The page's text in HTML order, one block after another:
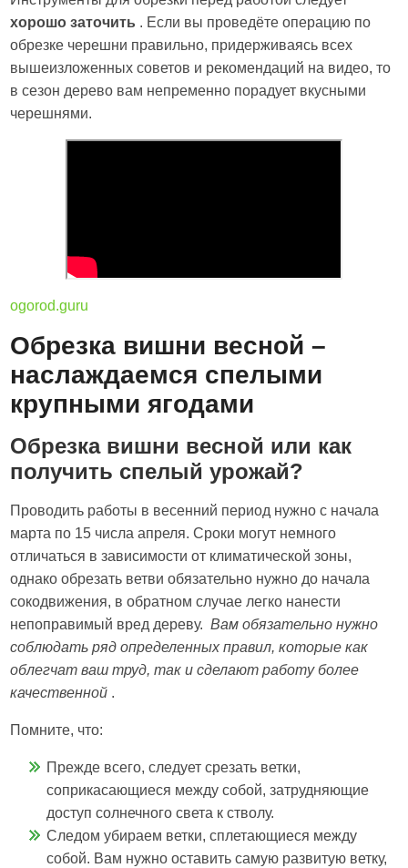
хорошо заточить . Если вы проведёте операцию по
обрезке черешни правильно, придерживаясь всех
вышеизложенных советов и рекомендаций на видео, то
в сезон дерево вам непременно порадует вкусными
черешнями.
ogorod.guru
Обрезка вишни весной –
наслаждаемся спелыми
крупными ягодами
Обрезка вишни весной или как
получить спелый урожай?
Проводить работы в весенний период нужно с начала
марта по 15 числа апреля. Сроки могут немного
отличаться в зависимости от климатической зоны,
однако обрезать ветви обязательно нужно до начала
сокодвижения, в обратном случае легко нанести
непоправимый вред дереву.Вам обязательно нужно
соблюдать ряд определенных правил, которые как
облегчат ваш труд, так и сделают работу более
качественной .
Помните, что:
Прежде всего, следует срезать ветки,
соприкасающиеся между собой, затрудняющие
доступ солнечного света к стволу.
Следом убираем ветки, сплетающиеся между
собой. Вам нужно оставить самую развитую ветку,